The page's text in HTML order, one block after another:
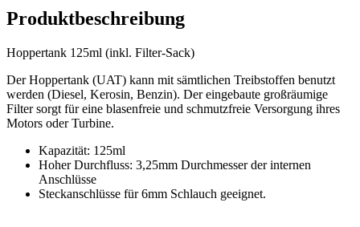
Produktbeschreibung
Hoppertank 125ml (inkl. Filter-Sack)
Der Hoppertank (UAT) kann mit sämtlichen Treibstoffen benutzt
werden (Diesel, Kerosin, Benzin). Der eingebaute großräumige
Filter sorgt für eine blasenfreie und schmutzfreie Versorgung ihres
Motors oder Turbine.
Kapazität: 125ml
Hoher Durchfluss: 3,25mm Durchmesser der internen
Anschlüsse
Steckanschlüsse für 6mm Schlauch geeignet.